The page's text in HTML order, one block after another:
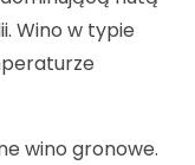
Wino w typie
wino gronowe.